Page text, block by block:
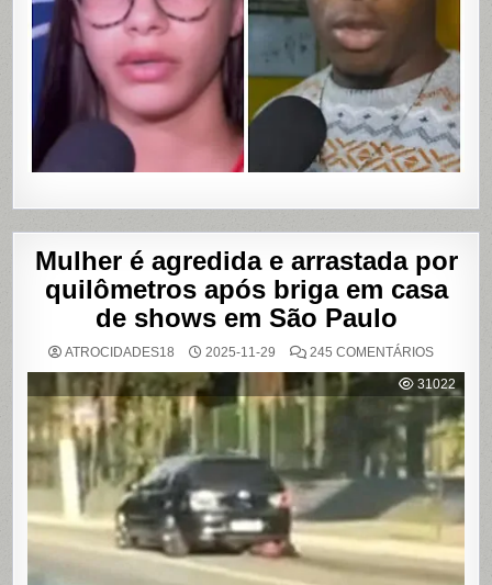
DE
VÍDEOS
ÍNTIMOS
EM
BAHIA
Mulher é agredida e arrastada por
quilômetros após briga em casa
de shows em São Paulo
ATROCIDADES18 2025-11-29 245 COMENTÁRIOSEM
É
E
POR
APÓS
BRIGA
EM
CASA
SHOWS
SÃO
PAULO
31022